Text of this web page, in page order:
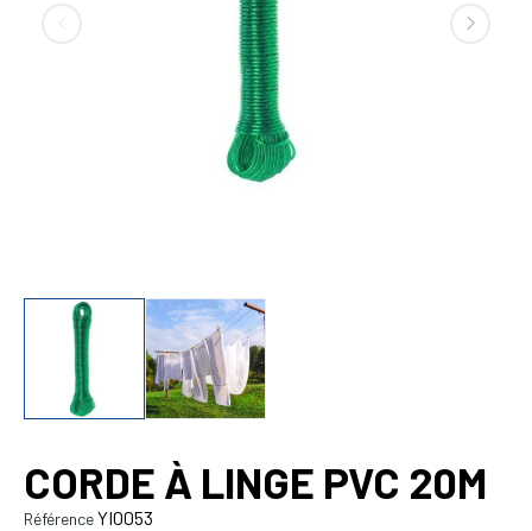
CORDE À LINGE PVC 20M
RéférenceYI0053